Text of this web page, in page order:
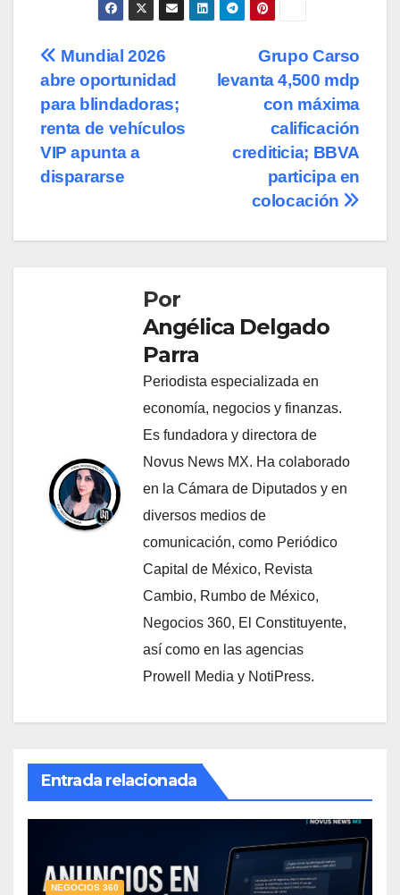
Navegación
de
entradas
Grupo Carso
levanta 4,500 mdp
con máxima
calificación
crediticia; BBVA
participa en
colocación
Mundial 2026
abre oportunidad
para blindadoras;
renta de vehículos
VIP apunta a
dispararse
Por
Angélica Delgado
Parra
Periodista especializada en
economía, negocios y finanzas.
Es fundadora y directora de
Novus News MX. Ha colaborado
en la Cámara de Diputados y en
diversos medios de
comunicación, como Periódico
Capital de México, Revista
Cambio, Rumbo de México,
Negocios 360, El Constituyente,
así como en las agencias
Prowell Media y NotiPress.
Entrada relacionada
NEGOCIOS 360